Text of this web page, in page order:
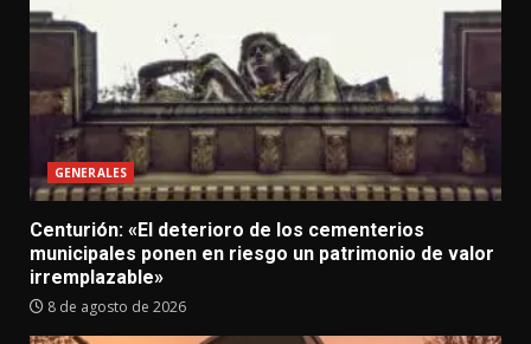
GENERALES
Centurión: «El deterioro de los cementerios
municipales ponen en riesgo un patrimonio de valor
irremplazable»
8 de agosto de 2026